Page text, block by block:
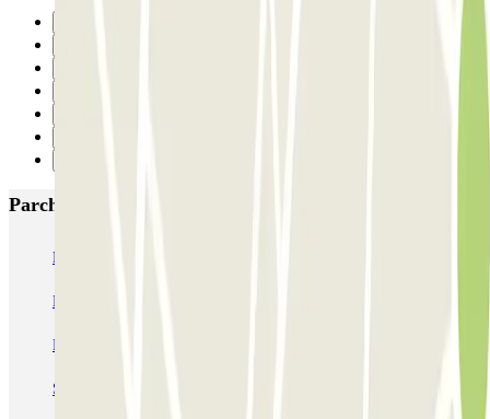
Parcheggi più popolari a Parigi
Bastille - Saint-Antoine
Parkélis Lefebvre
Forum des Halles-Rambuteau
SAEMES Méditerranée Gare de Lyon